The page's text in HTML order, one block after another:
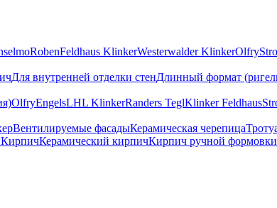
RobenFeldhaus KlinkerWesterwalder KlinkerOlfry
Для внутренней отделки стенДлинный формат
OlfryEngelsLHL KlinkerRanders TeglKlinker Feldhaus
Вентилируемые фасадыКерамическая черепица
КирпичКерамический кирпичКирпич ручной формовки